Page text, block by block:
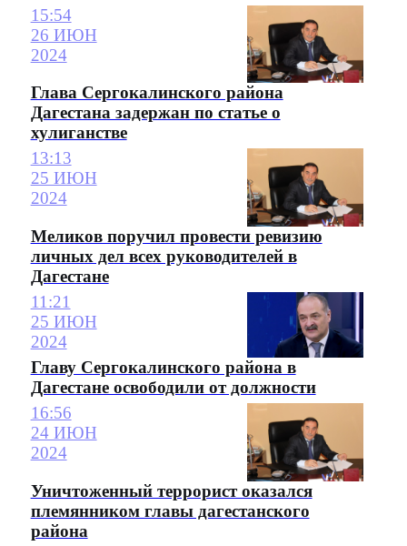
15:54
26 ИЮН
2024
Глава Сергокалинского района
Дагестана задержан по статье о
хулиганстве
13:13
25 ИЮН
2024
Меликов поручил провести ревизию
личных дел всех руководителей в
Дагестане
11:21
25 ИЮН
2024
Главу Сергокалинского района в
Дагестане освободили от должности
16:56
24 ИЮН
2024
Уничтоженный террорист оказался
племянником главы дагестанского
района